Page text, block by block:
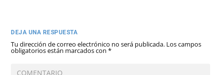
DEJA UNA RESPUESTA
Tu dirección de correo electrónico no será publicada. Los campos
obligatorios están marcados con*